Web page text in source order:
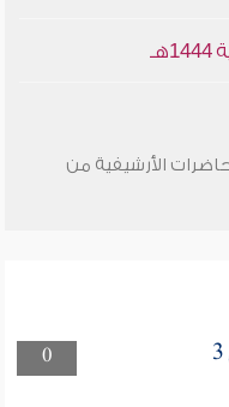
الأرشيفية من
0